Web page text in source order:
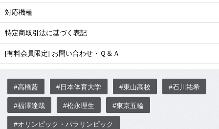
対応機種
特定商取引法に基づく表記
[有料会員限定] お問い合わせ・Ｑ＆Ａ
#高橋藍 #日本体育大学 #東山高校 #石川祐希
#福澤達哉 #松永理生 #東京五輪
#オリンピック・パラリンピック